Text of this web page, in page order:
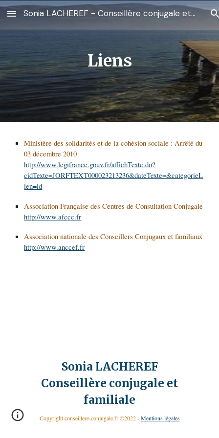
Skip to main content Skip to navigation
Sonia LACHEREF - Conseillère conjugale et familiale - 85600 St Georges de Montaigu (Vendée)
Liens
Ministère des solidarités et de la cohésion sociale : Arrêté du
03 décembre 2010
http://www.legifrance.gouv.fr/affichTexte.do?
cidTexte=JORFTEXT000023213236&dateTexte=&categorieL
ien=id
Association Française des Centres de Consultation Conjugale
http://www.afccc.fr
Association nationale des Conseillers Conjugaux et familiaux
http://www.anccef.fr
Sonia LACHEREF
Conseillère conjugale et
familiale
Copyright conseillere-conjugale.fr ©2022 -Mentions légales